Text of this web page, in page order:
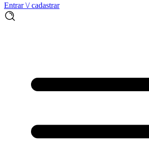
Entrar \/ cadastrar